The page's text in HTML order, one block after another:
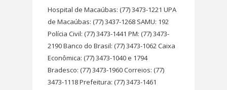
Hospital de Macaúbas: (77) 3473-1221 UPA
de Macaúbas: (77) 3437-1268 SAMU: 192
Polícia Civil: (77) 3473-1441 PM: (77) 3473-
2190 Banco do Brasil: (77) 3473-1062 Caixa
Econômica: (77) 3473-1040 e 1794
Bradesco: (77) 3473-1960 Correios: (77)
3473-1118 Prefeitura: (77) 3473-1461